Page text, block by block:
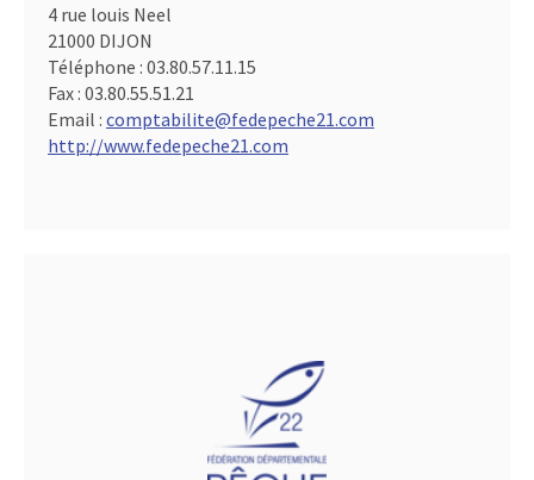
4 rue louis Neel
21000 DIJON
Téléphone : 03.80.57.11.15
Fax : 03.80.55.51.21
Email : comptabilite@fedepeche21.com
http://www.fedepeche21.com